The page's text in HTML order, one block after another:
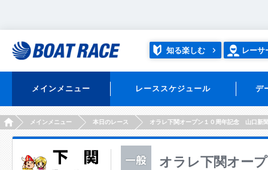
知る楽しむ レーサ
メインメニュー レーススケジュール デ
HOMEメインメニュー 本日のレース オラレ下関オープン１０周年記念 山口新
オラレ下関オー